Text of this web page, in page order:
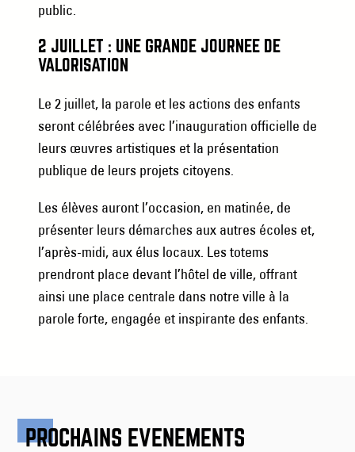
public.
2 JUILLET : UNE GRANDE JOURNÉE DE
VALORISATION
Le 2 juillet, la parole et les actions des enfants
seront célébrées avec l’inauguration officielle de
leurs œuvres artistiques et la présentation
publique de leurs projets citoyens.
Les élèves auront l’occasion, en matinée, de
présenter leurs démarches aux autres écoles et,
l’après-midi, aux élus locaux. Les totems
prendront place devant l’hôtel de ville, offrant
ainsi une place centrale dans notre ville à la
parole forte, engagée et inspirante des enfants.
PROCHAINS ÉVÉNEMENTS